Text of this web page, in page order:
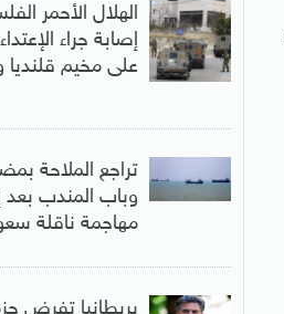
إصابة جراء
على مخيم
تراجع الملاحة
وباب المندب بعد
مهاجمة ناقلة